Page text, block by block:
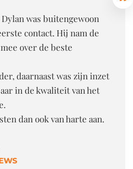
was buitengewoon
contact. Hij nam de
over de beste
daarnaast was zijn inzet
in de kwaliteit van het
dan ook van harte aan.